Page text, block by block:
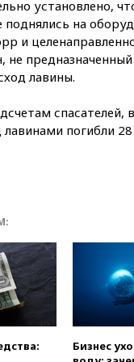
установлено,
на
и
не
лавины.
погибли 28
Бизнес